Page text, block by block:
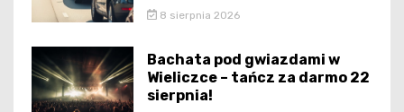
8 sierpnia 2026
Bachata pod gwiazdami w
Wieliczce – tańcz za darmo 22
sierpnia!